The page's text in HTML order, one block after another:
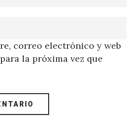
correo electrónico y web
la próxima vez que